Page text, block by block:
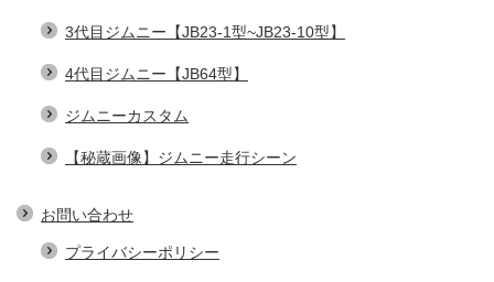
3代目ジムニー【JB23-1型~JB23-10型】
4代目ジムニー【JB64型】
ジムニーカスタム
【秘蔵画像】ジムニー走行シーン
お問い合わせ
プライバシーポリシー